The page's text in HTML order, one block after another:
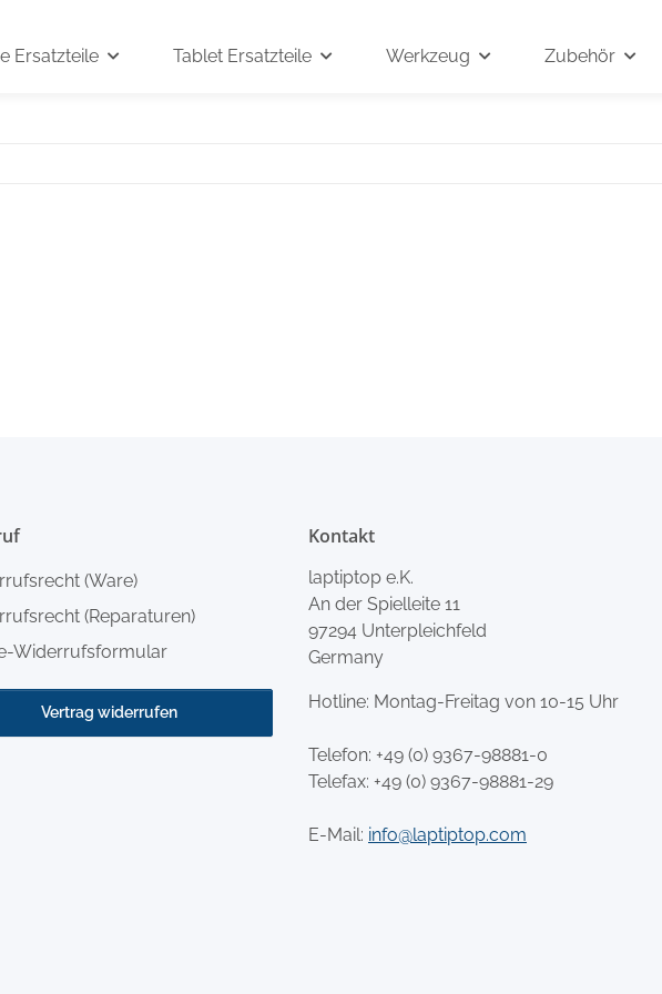
Ersatzteile Tablet Ersatzteile Werkzeug Zubehör
(Ware)
(Reparaturen)
Widerrufsformular
Vertrag widerrufen
Kontakt
laptiptop e.K.
An der Spielleite 11
97294 Unterpleichfeld
Germany
Hotline: Montag-Freitag von 10-15 Uhr
Telefon: +49 (0) 9367-98881-0
Telefax: +49 (0) 9367-98881-29
E-Mail: info@laptiptop.com